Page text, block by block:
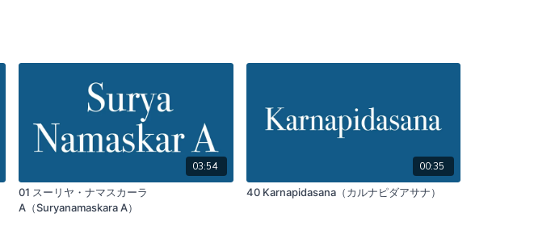
03:54
01 スーリヤ・ナマスカーラ
A（Suryanamaskara A）
00:35
40 Karnapidasana（カルナピダアサナ）